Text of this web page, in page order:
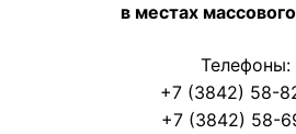
в местах
Телефоны:
+7 (3842) 58-
+7 (3842) 58-